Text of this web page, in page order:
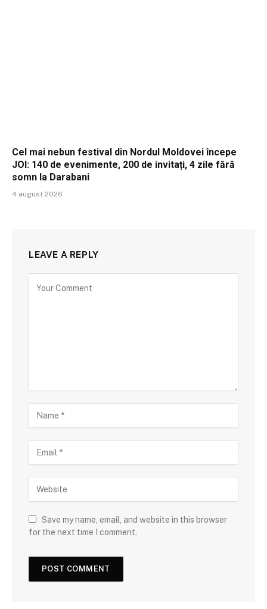
Cel mai nebun festival din Nordul Moldovei începe
JOI: 140 de evenimente, 200 de invitați, 4 zile fără
somn la Darabani
4 august 2026
LEAVE A REPLY
Save my name, email, and website in this browser
for the next time I comment.